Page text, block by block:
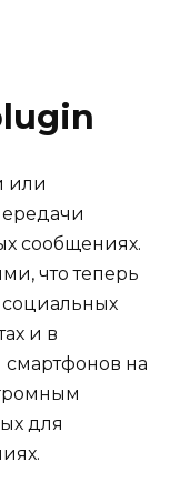
или
сообщениях.
что теперь
социальных
и в
смартфонов на
для